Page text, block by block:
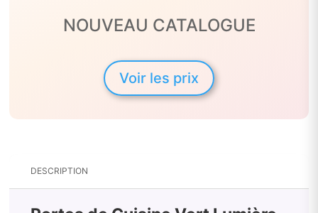
NOUVEAU CATALOGUE
Voir les prix
DESCRIPTION